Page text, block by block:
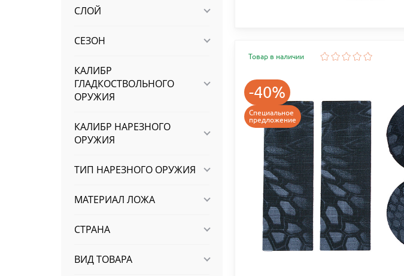
СЛОЙ
СЕЗОН
КАЛИБР
ГЛАДКОСТВОЛЬНОГО
ОРУЖИЯ
КАЛИБР НАРЕЗНОГО
ОРУЖИЯ
ТИП НАРЕЗНОГО ОРУЖИЯ
МАТЕРИАЛ ЛОЖА
СТРАНА
ВИД ТОВАРА
Товар в наличии
-40%
Специальное
предложение